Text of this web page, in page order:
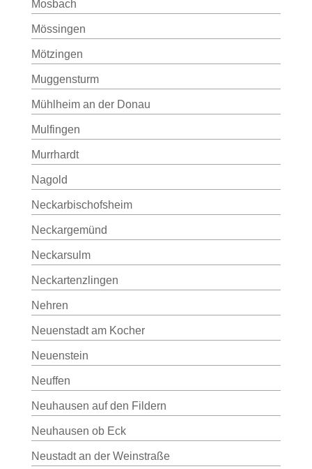
Mosbach
Mössingen
Mötzingen
Muggensturm
Mühlheim an der Donau
Mulfingen
Murrhardt
Nagold
Neckarbischofsheim
Neckargemünd
Neckarsulm
Neckartenzlingen
Nehren
Neuenstadt am Kocher
Neuenstein
Neuffen
Neuhausen auf den Fildern
Neuhausen ob Eck
Neustadt an der Weinstraße